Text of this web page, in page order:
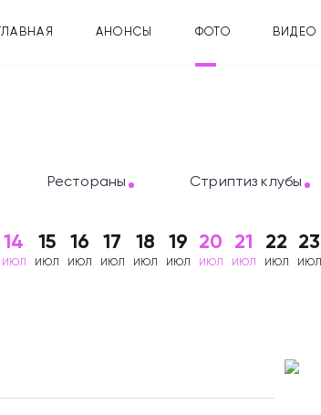
ГЛАВНАЯ АНОНСЫ ФОТО ВИДЕО
Рестораны Стриптиз клубы
14
ИЮЛ
15
ИЮЛ
16
ИЮЛ
17
ИЮЛ
18
ИЮЛ
19
ИЮЛ
20
ИЮЛ
21
ИЮЛ
22
ИЮЛ
23
ИЮЛ